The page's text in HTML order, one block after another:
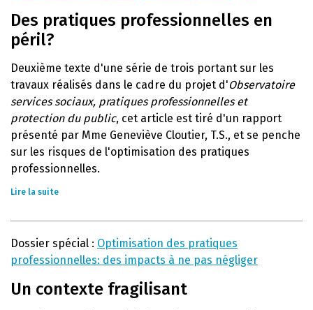
Des pratiques professionnelles en
péril?
Deuxième texte d'une série de trois portant sur les
travaux réalisés dans le cadre du projet d'Observatoire
services sociaux, pratiques professionnelles et
protection du public, cet article est tiré d'un rapport
présenté par Mme Geneviève Cloutier, T.S., et se penche
sur les risques de l'optimisation des pratiques
professionnelles.
Lire la suite
Dossier spécial : Optimisation des pratiques
professionnelles: des impacts à ne pas négliger
Un contexte fragilisant